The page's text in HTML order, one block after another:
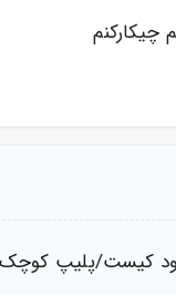
چیکارکنم
وجود کیست/پلیپ